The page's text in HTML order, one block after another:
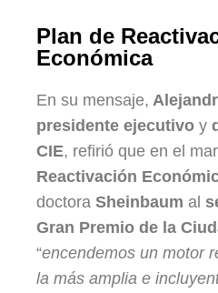
Plan de
Económica
En su mensaje,
presidente ejecutivo y
CIE, refirió que en el
Reactivación
doctora Sheinbaum al
Gran Premio de la
“encendemos un motor
la más amplia e